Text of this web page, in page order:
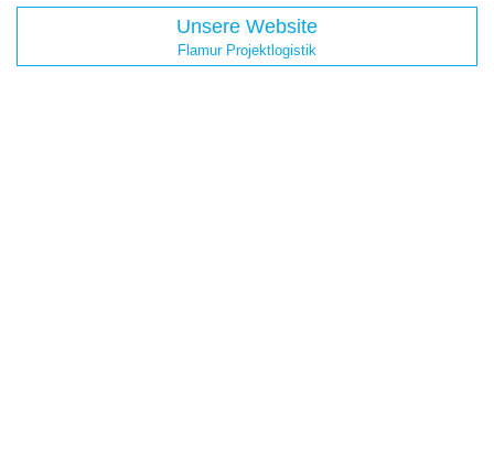
Unsere Website
Flamur Projektlogistik